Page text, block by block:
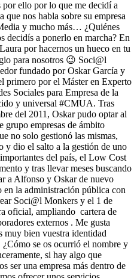
por ello por lo que me decidí a
que nos habla sobre su empresa
y mucho más… ¿Quiénes
decidís a ponerlo en marcha? En
por hacernos un hueco en tu
para nosotros 😉 Soci@l
fundado por Oskar García y
primero por el Máster en Experto
Sociales para Empresa de la
y universal #CMUA. Tras
del 2011, Oskar pudo optar al
grupo empresas de ámbito
no solo gestionó las mismas,
y dio el salto a la gestión de uno
del país, el Low Cost
y tras llevar meses buscando
a Alfonso y Oskar de nuevo
la administración pública con
Soci@l Monkers y el 1 de
oficial, ampliando cartera de
externos . Me gusta
muy bien vuestra identidad
se os ocurrió el nombre y
si hay algo que
ser una empresa más dentro de